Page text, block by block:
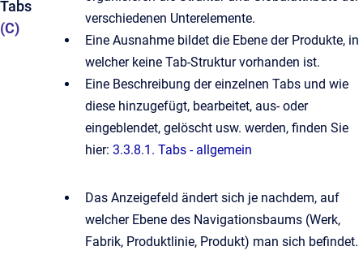
Tabs
(C)
verschiedenen Unterelemente.
Eine Ausnahme bildet die Ebene der Produkte, in
welcher keine Tab-Struktur vorhanden ist.
Eine Beschreibung der einzelnen Tabs und wie
diese hinzugefügt, bearbeitet, aus- oder
eingeblendet, gelöscht usw. werden, finden Sie
hier: 3.3.8.1. Tabs - allgemein
Das Anzeigefeld ändert sich je nachdem, auf
welcher Ebene des Navigationsbaums (Werk,
Fabrik, Produktlinie, Produkt) man sich befindet.